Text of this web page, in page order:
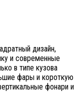
дизайн,
и современные
в типе кузова
фары и короткую
фонари и